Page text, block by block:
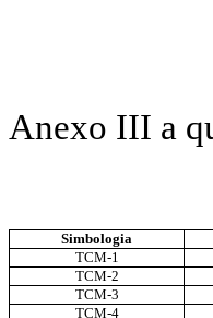
Anexo III
Simbologia
TCM-1
TCM-2
TCM-3
TCM-4